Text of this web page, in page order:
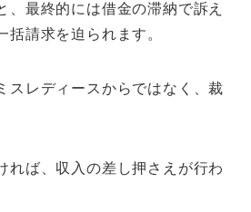
、最終的には借金の滞納で訴え
括請求を迫られます。
スレディースからではなく、裁
れば、収入の差し押さえが行わ